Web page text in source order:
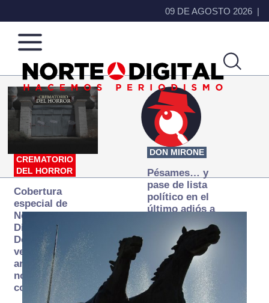
09 DE AGOSTO 2026
Norte
de
Ciudad
Más
que
noticias,
hacemos periodismo
CREMATORIO
DEL HORROR
Cobertura
especial de
Norte
Digital:
Donde la
verdad
arde… pero
no se
consume
DON MIRONE
Pésames… y
pase de lista
político en el
último adiós a